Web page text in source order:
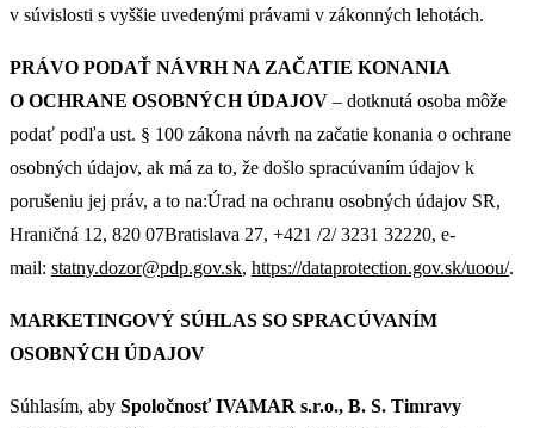
v súvislosti s vyššie uvedenými právami v zákonných lehotách.
PRÁVO PODAŤ NÁVRH NA ZAČATIE KONANIA
O OCHRANE OSOBNÝCH ÚDAJOV – dotknutá osoba môže
podať podľa ust. § 100 zákona návrh na začatie konania o ochrane
osobných údajov, ak má za to, že došlo spracúvaním údajov k
porušeniu jej práv, a to na:Úrad na ochranu osobných údajov SR,
Hraničná 12, 820 07Bratislava 27, +421 /2/ 3231 32220, e-
mail: statny.dozor@pdp.gov.sk, https://dataprotection.gov.sk/uoou/.
MARKETINGOVÝ SÚHLAS SO SPRACÚVANÍM
OSOBNÝCH ÚDAJOV
Súhlasím, aby Spoločnosť IVAMAR s.r.o., B. S. Timravy